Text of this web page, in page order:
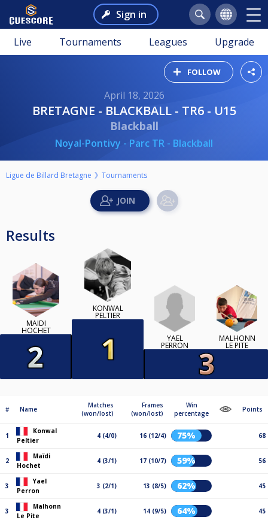
Sign in
Live Tournaments Leagues Upgrade
FOLLOW
April 18, 2026
BRETAGNE - BLACKBALL - TR6 - U15
Blackball
Noyal-Pontivy - Parc TR - Blackball
Ligue de Billard Bretagne Tournaments
Results
MAÏDI
HOCHET
KONWAL
PELTIER
YAEL
PERRON
MALHONN
LE PITE
# Name
Matches
(won/lost)
Frames
(won/lost)
Win
percentage
Points
1
Konwal
Peltier
4 (4/0) 16 (12/4) 75% 68
2
Maïdi
Hochet
4 (3/1) 17 (10/7) 59% 56
3
Yael
Perron
3 (2/1) 13 (8/5) 62% 45
3
Malhonn
Le Pite
4 (3/1) 14 (9/5) 64% 45